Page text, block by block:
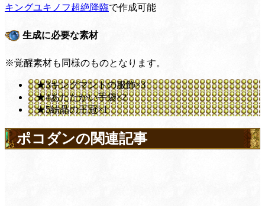
キングユキノフ超絶降臨で作成可能
生成に必要な素材
※覚醒素材も同様のものとなります。
★3キングマントの服飾×3
★4あたたかい手袋×2
★5結晶の王冠×1
ポコダンの関連記事